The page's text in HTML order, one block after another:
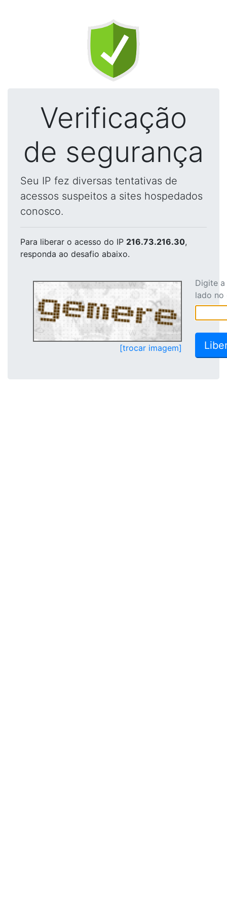
Verificação
de segurança
Seu IP fez diversas tentativas de
acessos suspeitos a sites hospedados
conosco.
Para liberar o acesso do IP 216.73.216.30,
responda ao desafio abaixo.
[trocar imagem]
Digite
lado no